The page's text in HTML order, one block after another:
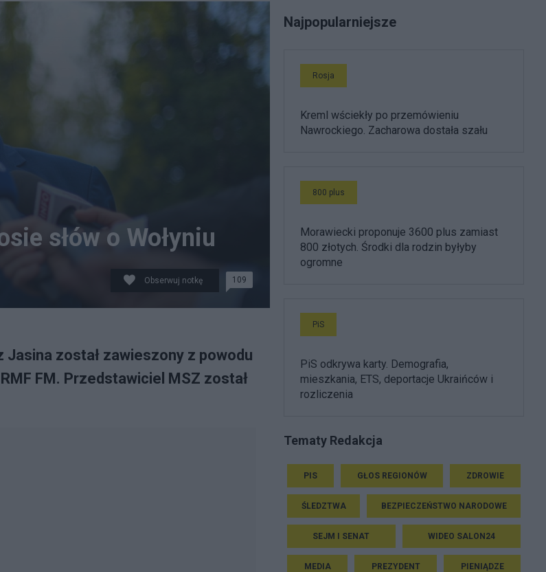
słów o Wołyniu
Obserwuj notkę 109
został zawieszony z powodu
FM. Przedstawiciel MSZ został
Najpopularniejsze
Rosja
Kreml wściekły po przemówieniu
Nawrockiego. Zacharowa dostała szału
800 plus
Morawiecki proponuje 3600 plus zamiast
800 złotych. Środki dla rodzin byłyby
ogromne
PiS
PiS odkrywa karty. Demografia,
mieszkania, ETS, deportacje Ukraińców i
rozliczenia
Tematy Redakcja
PIS GŁOS REGIONÓW ZDROWIE
ŚLEDZTWA BEZPIECZEŃSTWO NARODOWE
SEJM I SENAT WIDEO SALON24
MEDIA PREZYDENT PIENIĄDZE